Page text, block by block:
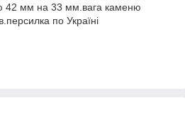
42 мм на 33 мм.вага каменю
по Україні